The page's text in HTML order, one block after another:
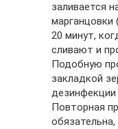
заливается
марганцовки
20 минут,
сливают и
Подобную
закладкой
дезинфекции
Повторная